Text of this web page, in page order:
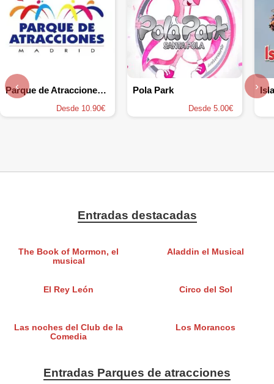
Parque de Atracciones de Madrid
Desde 10.90€
Pola Park
Desde 5.00€
‹ ›
Entradas destacadas
The Book of Mormon, el
musical
Aladdin el Musical
El Rey León Circo del Sol
Las noches del Club de la
Comedia
Los Morancos
Entradas Parques de atracciones